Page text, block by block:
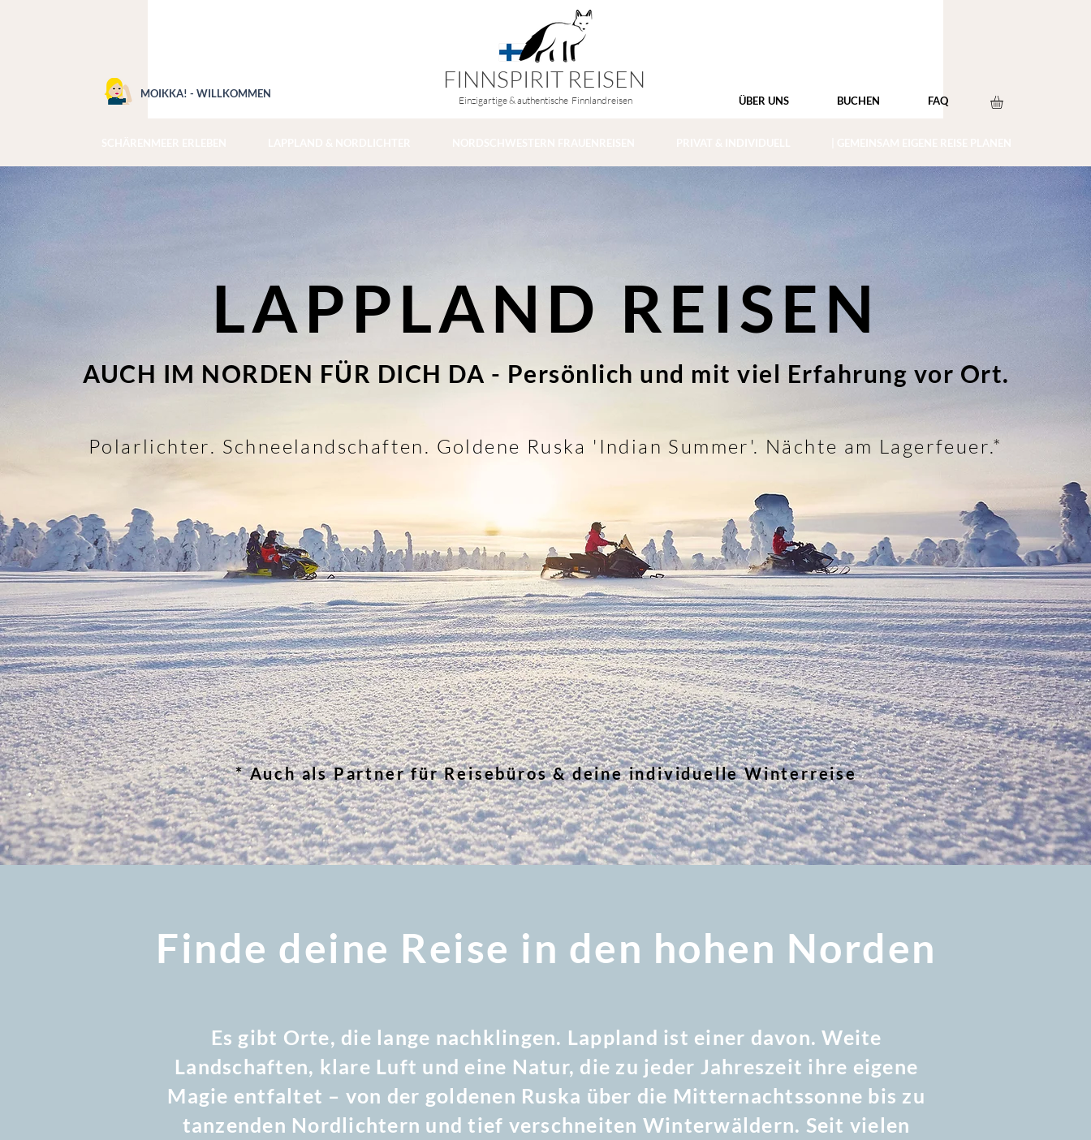
MOIKKA! - WILLKOMMEN
FINNSPIRIT REISEN
Einzigartige & authentische Finnlandreisen ÜBER UNS BUCHEN FAQ
LAPPLAND REISEN
AUCH IM NORDEN FÜR DICH DA - Persönlich und mit viel Erfahrung vor Ort.
Polarlichter. Schneelandschaften. Goldene Ruska 'Indian Summer'. Nächte am Lagerfeuer.*
* Auch als Partner für Reisebüros & deine individuelle Winterreise
Finde deine Reise in den hohen Norden
Es gibt Orte, die lange nachklingen. Lappland ist einer davon. Weite
Landschaften, klare Luft und eine Natur, die zu jeder Jahreszeit ihre eigene
Magie entfaltet – von der goldenen Ruska über die Mitternachtssonne bis zu
tanzenden Nordlichtern und tief verschneiten Winterwäldern. Seit vielen